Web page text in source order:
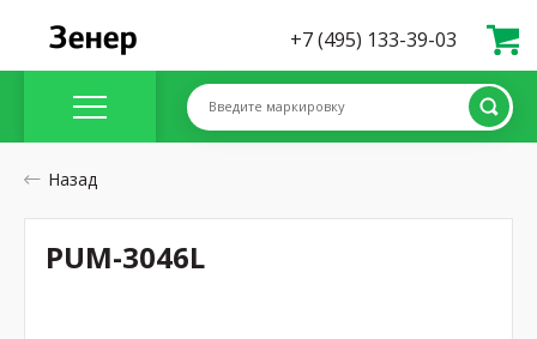
+7 (495) 133-39-03
Введите маркировку
Назад
PUM-3046L